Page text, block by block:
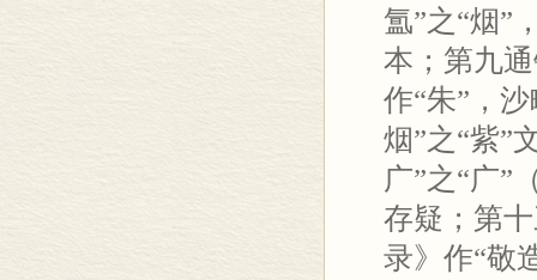
氲”之“烟”
本；第九
作“朱”，
烟”之“紫”
广”之“广”
存疑；第
录》作“敬